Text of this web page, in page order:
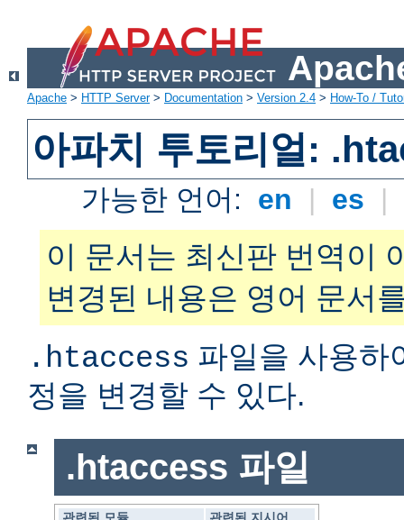
Apache > HTTP Server> Documentation > Version 2.4 > How-To /
아파치 투토리얼:
가능한 언어: en | es |
이 문서는 최신판 번역이
변경된 내용은 영어 문서
.htaccess 파일을 사용하
정을 변경할 수 있다.
.htaccess 파일
관련된 모듈
관련된 지시어